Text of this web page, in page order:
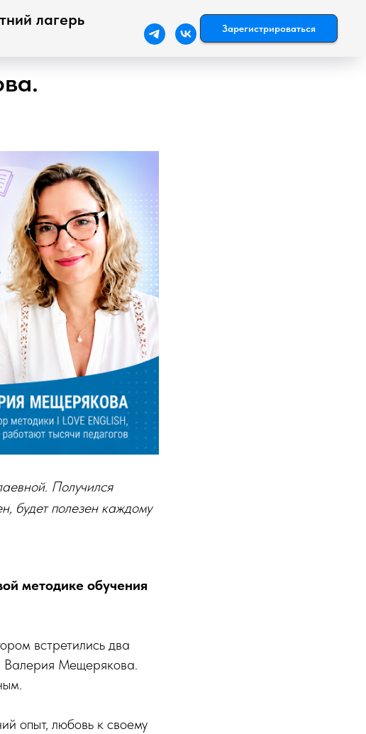
лагерь
Зарегистрироваться
Получился
будет полезен каждому
методике обучения
встретились два
Валерия Мещерякова.
опыт, любовь к своему